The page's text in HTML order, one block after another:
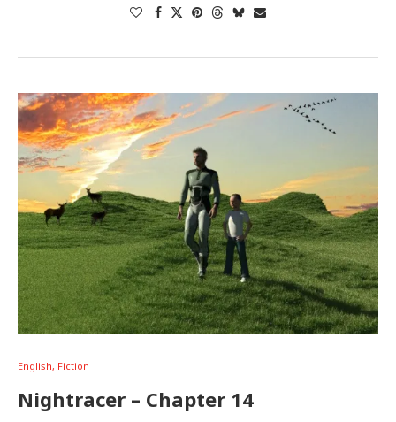
English, Fiction
Nightracer – Chapter 14